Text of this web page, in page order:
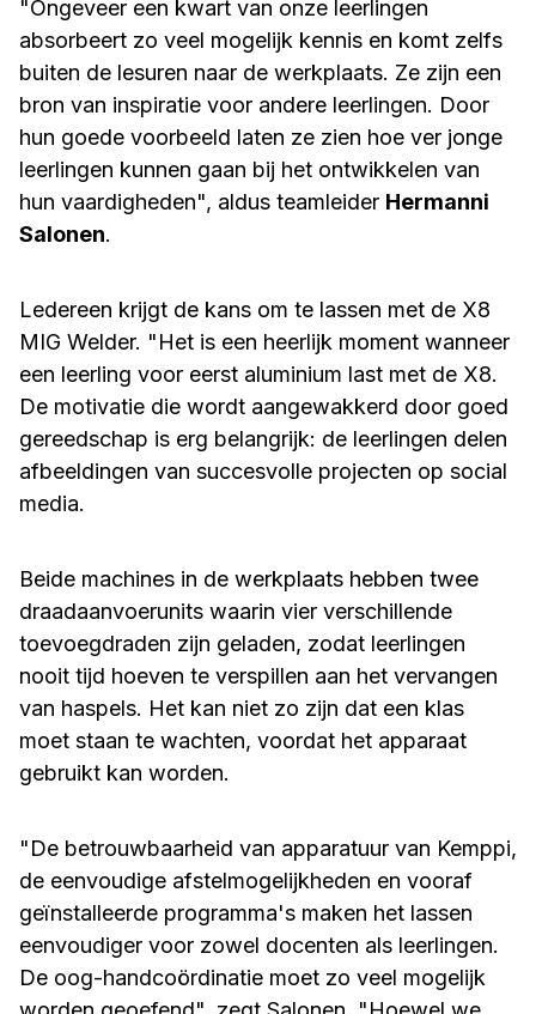
"Ongeveer een kwart van onze leerlingen
absorbeert zo veel mogelijk kennis en komt zelfs
buiten de lesuren naar de werkplaats. Ze zijn een
bron van inspiratie voor andere leerlingen. Door
hun goede voorbeeld laten ze zien hoe ver jonge
leerlingen kunnen gaan bij het ontwikkelen van
hun vaardigheden", aldus teamleider Hermanni
Salonen.
Ledereen krijgt de kans om te lassen met de X8
MIG Welder. "Het is een heerlijk moment wanneer
een leerling voor eerst aluminium last met de X8.
De motivatie die wordt aangewakkerd door goed
gereedschap is erg belangrijk: de leerlingen delen
afbeeldingen van succesvolle projecten op social
media.
Beide machines in de werkplaats hebben twee
draadaanvoerunits waarin vier verschillende
toevoegdraden zijn geladen, zodat leerlingen
nooit tijd hoeven te verspillen aan het vervangen
van haspels. Het kan niet zo zijn dat een klas
moet staan te wachten, voordat het apparaat
gebruikt kan worden.
"De betrouwbaarheid van apparatuur van Kemppi,
de eenvoudige afstelmogelijkheden en vooraf
geïnstalleerde programma's maken het lassen
eenvoudiger voor zowel docenten als leerlingen.
De oog-handcoördinatie moet zo veel mogelijk